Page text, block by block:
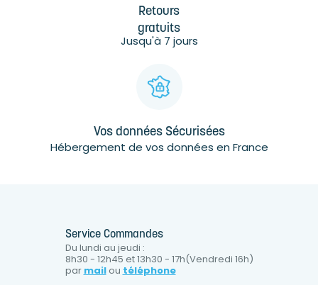
Retours
gratuits
Jusqu'à 7 jours
Vos données Sécurisées
Hébergement de vos données en France
Service Commandes
Du lundi au jeudi :
8h30 - 12h45 et 13h30 - 17h(Vendredi 16h)
par mailou téléphone